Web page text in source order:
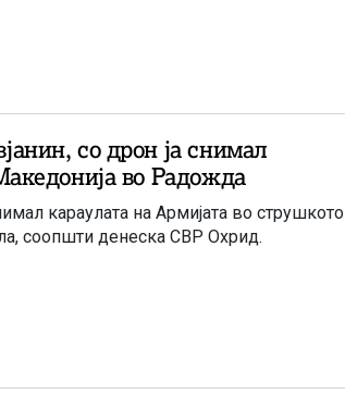
со дрон ја снимал
во Радожда
караулата на Армијата во струшкото
соопшти денеска СВР Охрид.